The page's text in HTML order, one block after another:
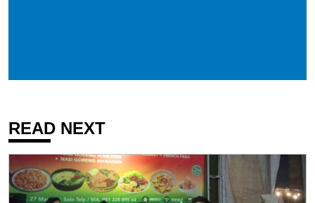
READ NEXT